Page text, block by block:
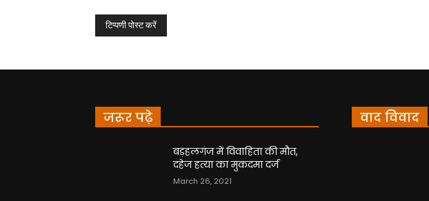
जरूर पढ़े
बड़हलगंज में विवाहिता की मौत,
दहेज हत्या का मुकदमा दर्ज
March 26, 2021
वाद विवाद